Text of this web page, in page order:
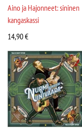
Aino ja Hajonneet: sininen
kangaskassi
14,90€